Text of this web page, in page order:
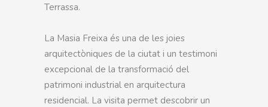
Terrassa.
La Masia Freixa és una de les joies
arquitectòniques de la ciutat i un testimoni
excepcional de la transformació del
patrimoni industrial en arquitectura
residencial. La visita permet descobrir un